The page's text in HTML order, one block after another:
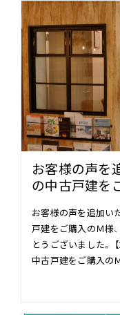
お客様の声を
の中古戸建を
お客様の声を追加い
戸建をご購入のＭ様
とうございました。
中古戸建をご購入の